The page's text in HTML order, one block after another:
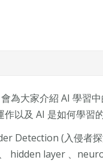
為大家介紹 AI 學習
以及 AI 是如何學習
Detection (入侵者
hidden layer 、